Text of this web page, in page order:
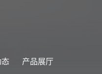
态 产品展厅